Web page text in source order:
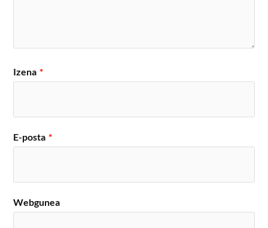
Izena *
E-posta *
Webgunea